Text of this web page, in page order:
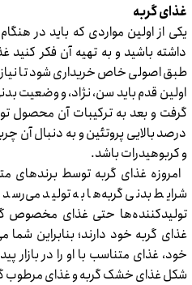
غذای گربه
یکی از اولین مواردی که باید در
داشته باشید و به تهیه آن فکر کنید
طبق اصولی خاص خریداری شود تا
اولین قدم باید سن، نژاد، و وضعیت
گرفت و بعد به ترکیبات آن محصول
درصد بالایی پروتئین و به دنبال آن
و کربوهیدرات باشد.
امروزه غذای گربه توسط برندهای
شرایط بدنی گربه‌ها به تولید
تولیدکننده‌ها حتی غذای مخصوص
غذای گربه خود دارند؛ بنابراین شما
خود، غذای متناسب با او را در بازار
شکل غذای خشک گربه و غذای مرطوب